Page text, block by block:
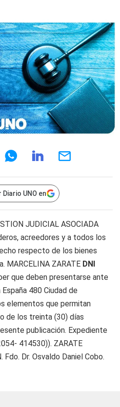
UNO en
JUDICIAL ASOCIADA
acreedores y a todos los
respecto de los bienes
MARCELINA ZARATE DNI
que deben presentarse ante
480 Ciudad de
elementos que permitan
de los treinta (30) días
publicación. Expediente
414530)). ZARATE
Fdo. Dr. Osvaldo Daniel Cobo.